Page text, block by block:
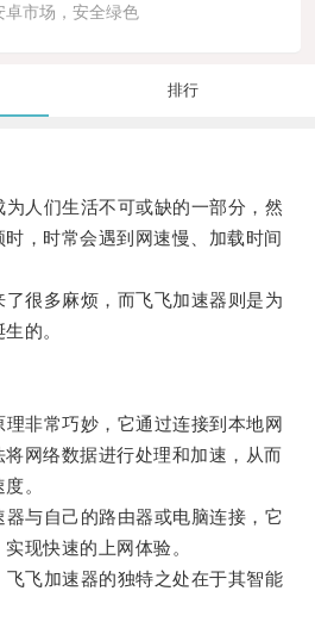
卓市场，安全绿色
排行
人们生活不可或缺的一部分，然
，时常会遇到网速慢、加载时间
很多麻烦，而飞飞加速器则是为
的。
非常巧妙，它通过连接到本地网
网络数据进行处理和加速，从而
。
与自己的路由器或电脑连接，它
现快速的上网体验。
飞加速器的独特之处在于其智能